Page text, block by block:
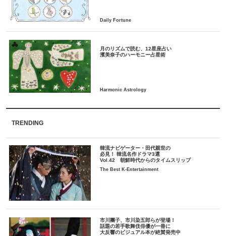
月のリズムで読む、12星座占い
TRENDING
韓流ナビゲーター・田代親世の
必見！ 韓流名作ドラマ3選
Vol.42 朝鮮時代からのタイムスリップ
The Best K-Entertainment
市川團子、市川染五郎らが登場！
話題の若手歌舞伎俳優が一冊に
大反響のビジュアル本が絶賛発売中